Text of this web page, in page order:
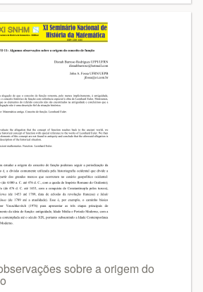
sobre a origem do